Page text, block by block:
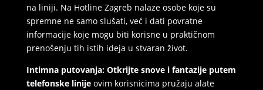
na liniji. Na Hotline Zagreb nalaze osobe koje su
spremne ne samo slušati, već i dati povratne
informacije koje mogu biti korisne u praktičnom
prenošenju tih istih ideja u stvaran život.
Intimna putovanja: Otkrijte snove i fantazije putem
telefonske linijeovim korisnicima pružaju alate